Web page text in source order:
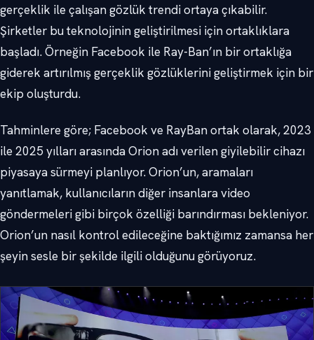
gerçeklik ile çalışan gözlük trendi ortaya çıkabilir.
Şirketler bu teknolojinin geliştirilmesi için ortaklıklara
başladı. Örneğin Facebook ile Ray-Ban’ın bir ortaklığa
giderek artırılmış gerçeklik gözlüklerini geliştirmek için bir
ekip oluşturdu.
Tahminlere göre; Facebook ve RayBan ortak olarak, 2023
ile 2025 yılları arasında Orion adı verilen giyilebilir cihazı
piyasaya sürmeyi planlıyor. Orion’un, aramaları
yanıtlamak, kullanıcıların diğer insanlara video
göndermeleri gibi birçok özelliği barındırması bekleniyor.
Orion’un nasıl kontrol edileceğine baktığımız zamansa her
şeyin sesle bir şekilde ilgili olduğunu görüyoruz.